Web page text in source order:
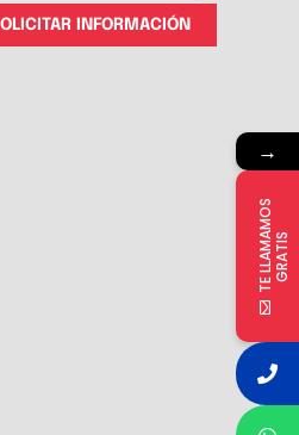
INFORMACIÓN
→
T
E
L
L
A
MA
M
O
S
G
R
A
T
IS